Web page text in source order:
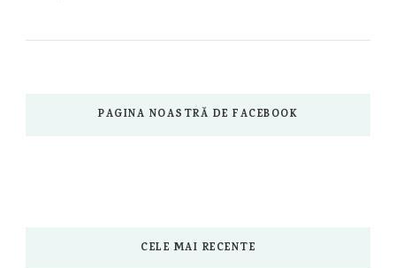
PAGINA NOASTRĂ DE FACEBOOK
CELE MAI RECENTE